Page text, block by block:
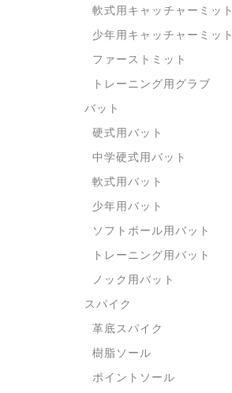
軟式用キャッチャーミット
少年用キャッチャーミット
ファーストミット
トレーニング用グラブ
バット
硬式用バット
中学硬式用バット
軟式用バット
少年用バット
ソフトボール用バット
トレーニング用バット
ノック用バット
スパイク
革底スパイク
樹脂ソール
ポイントソール